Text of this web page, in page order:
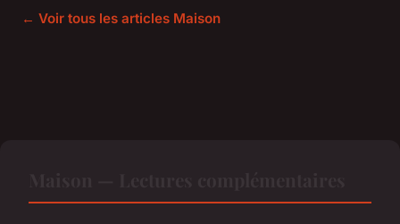
← Voir tous les articles Maison